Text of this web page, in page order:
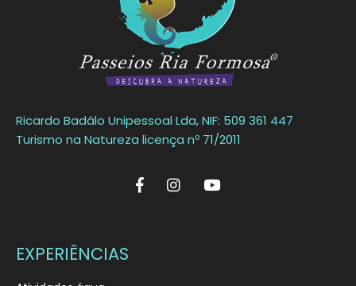
Ricardo Badálo Unipessoal Lda, NIF: 509 361 447
Turismo na Natureza licença nº 71/2011
EXPERIÊNCIAS